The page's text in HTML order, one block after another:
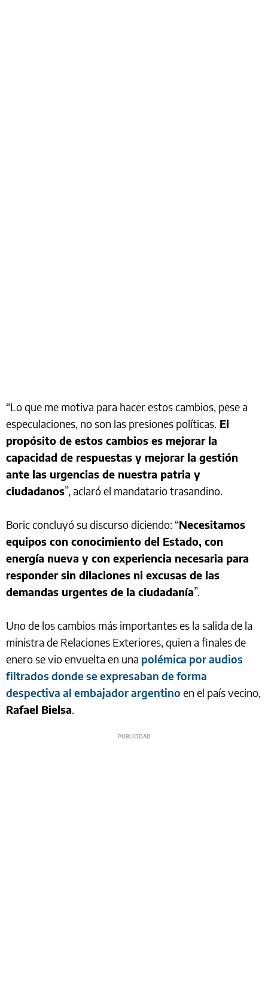
“Lo que me motiva para hacer estos cambios, pese a
especulaciones, no son las presiones políticas. El
propósito de estos cambios es mejorar la
capacidad de respuestas y mejorar la gestión
ante las urgencias de nuestra patria y
ciudadanos”, aclaró el mandatario trasandino.
Boric concluyó su discurso diciendo: “Necesitamos
equipos con conocimiento del Estado, con
energía nueva y con experiencia necesaria para
responder sin dilaciones ni excusas de las
demandas urgentes de la ciudadanía”.
Uno de los cambios más importantes es la salida de la
ministra de Relaciones Exteriores, quien a finales de
enero se vio envuelta en una polémica por audios
filtrados donde se expresaban de forma
despectiva al embajador argentino en el país vecino,
Rafael Bielsa.